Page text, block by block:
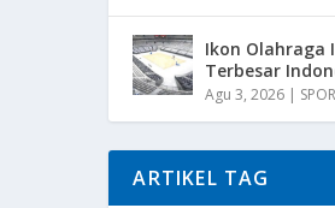
Ikon Olahraga
Terbesar
Agu 3, 2026 |
ARTIKEL TAG